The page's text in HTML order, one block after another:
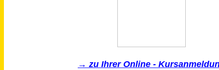
→ zu Ihrer Online -